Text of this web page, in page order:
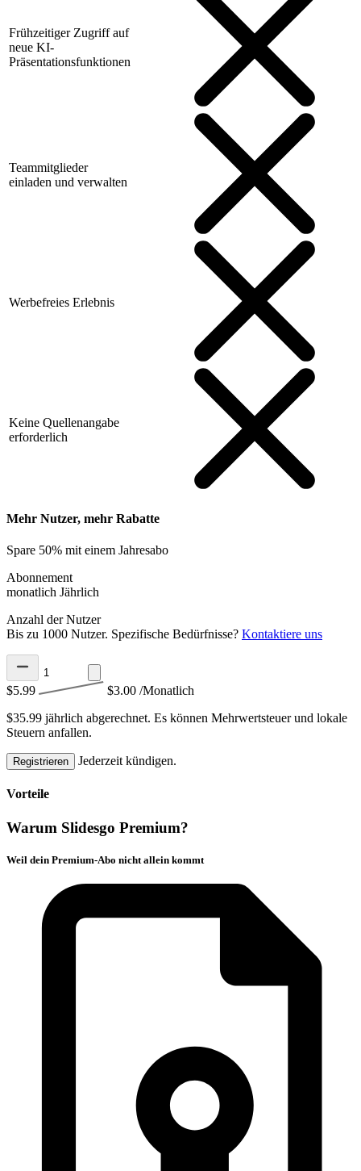
Frühzeitiger Zugriff auf
neue KI-
Präsentationsfunktionen
Teammitglieder
einladen und verwalten
Werbefreies Erlebnis
Keine Quellenangabe
erforderlich
Mehr Nutzer, mehr Rabatte
Spare 50% mit einem Jahresabo
Abonnement
monatlich Jährlich
Anzahl der Nutzer
Bis zu 1000 Nutzer. Spezifische Bedürfnisse? Kontaktiere uns
$5.99 $3.00 /Monatlich
$35.99 jährlich abgerechnet. Es können Mehrwertsteuer und lokale
Steuern anfallen.
Registrieren Jederzeit kündigen.
Vorteile
Warum Slidesgo Premium?
Weil dein Premium-Abo nicht allein kommt